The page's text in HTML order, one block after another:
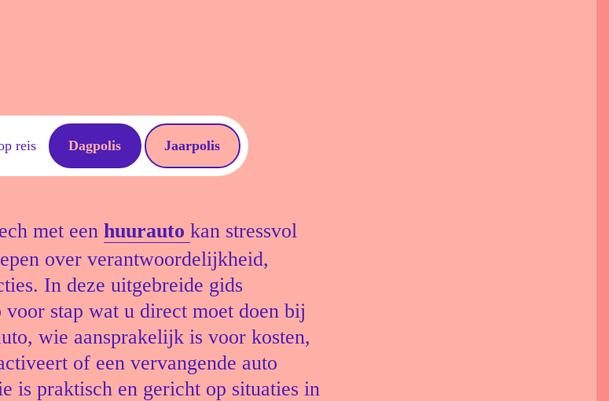
reis Dagpolis Jaarpolis
met een huurauto kan stressvol
over verantwoordelijkheid,
In deze uitgebreide gids
voor stap wat u direct moet doen bij
wie aansprakelijk is voor kosten,
of een vervangende auto
is praktisch en gericht op situaties in